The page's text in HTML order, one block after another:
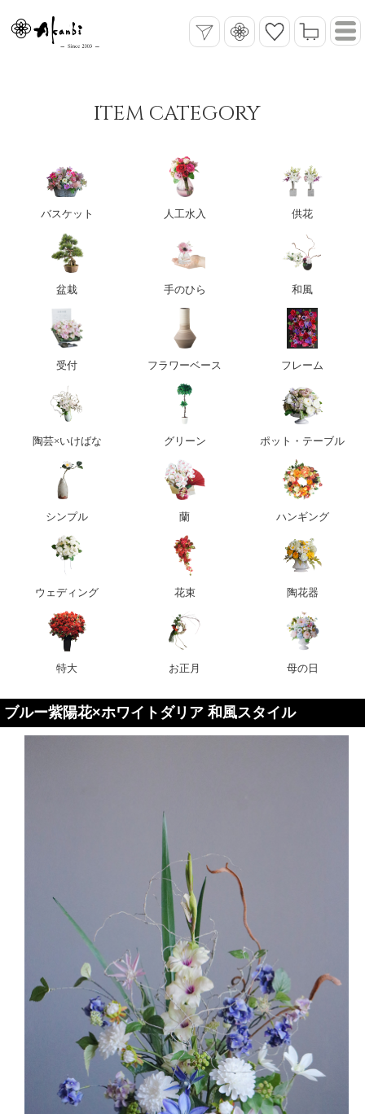
ITEM CATEGORY
バスケット 人工水入 供花
盆栽 手のひら 和風
受付 フラワーベース フレーム
陶芸×いけばな グリーン ポット・テーブル
シンプル 蘭 ハンギング
ウェディング 花束 陶花器
特大 お正月 母の日
ブルー紫陽花×ホワイトダリア 和風スタイル